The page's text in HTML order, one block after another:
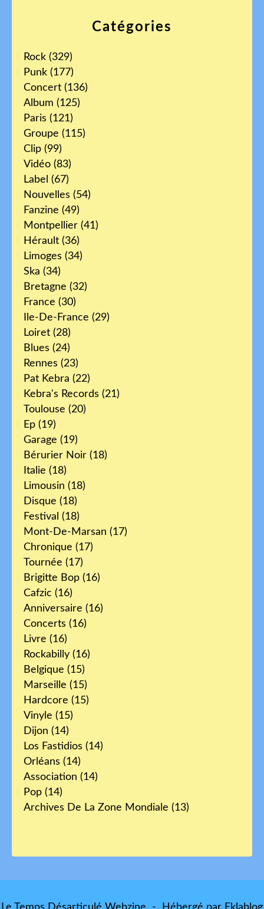
Catégories
Rock (329)
Punk (177)
Concert (136)
Album (125)
Paris (121)
Groupe (115)
Clip (99)
Vidéo (83)
Label (67)
Nouvelles (54)
Fanzine (49)
Montpellier (41)
Hérault (36)
Limoges (34)
Ska (34)
Bretagne (32)
France (30)
Ile-De-France (29)
Loiret (28)
Blues (24)
Rennes (23)
Pat Kebra (22)
Kebra's Records (21)
Toulouse (20)
Ep (19)
Garage (19)
Bérurier Noir (18)
Italie (18)
Limousin (18)
Disque (18)
Festival (18)
Mont-De-Marsan (17)
Chronique (17)
Tournée (17)
Brigitte Bop (16)
Cafzic (16)
Anniversaire (16)
Concerts (16)
Livre (16)
Rockabilly (16)
Belgique (15)
Marseille (15)
Hardcore (15)
Vinyle (15)
Dijon (14)
Los Fastidios (14)
Orléans (14)
Association (14)
Pop (14)
Archives De La Zone Mondiale (13)